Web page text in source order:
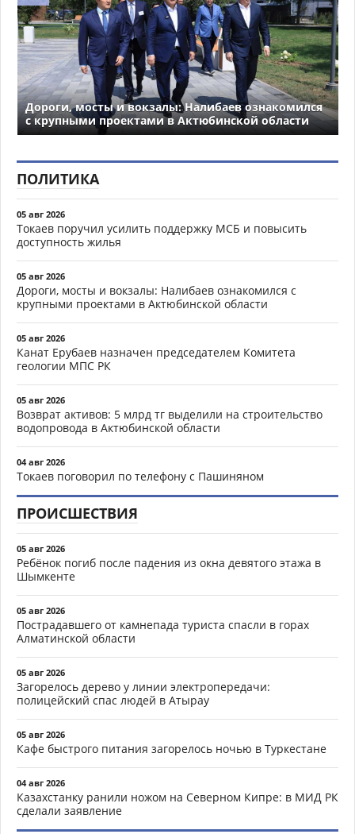
Дороги, мосты и вокзалы: Налибаев ознакомился
с крупными проектами в Актюбинской области
ПОЛИТИКА
05 авг 2026
Токаев поручил усилить поддержку МСБ и повысить
доступность жилья
05 авг 2026
Дороги, мосты и вокзалы: Налибаев ознакомился с
крупными проектами в Актюбинской области
05 авг 2026
Канат Ерубаев назначен председателем Комитета
геологии МПС РК
05 авг 2026
Возврат активов: 5 млрд тг выделили на строительство
водопровода в Актюбинской области
04 авг 2026
Токаев поговорил по телефону с Пашиняном
ПРОИСШЕСТВИЯ
05 авг 2026
Ребёнок погиб после падения из окна девятого этажа в
Шымкенте
05 авг 2026
Пострадавшего от камнепада туриста спасли в горах
Алматинской области
05 авг 2026
Загорелось дерево у линии электропередачи:
полицейский спас людей в Атырау
05 авг 2026
Кафе быстрого питания загорелось ночью в Туркестане
04 авг 2026
Казахстанку ранили ножом на Северном Кипре: в МИД РК
сделали заявление